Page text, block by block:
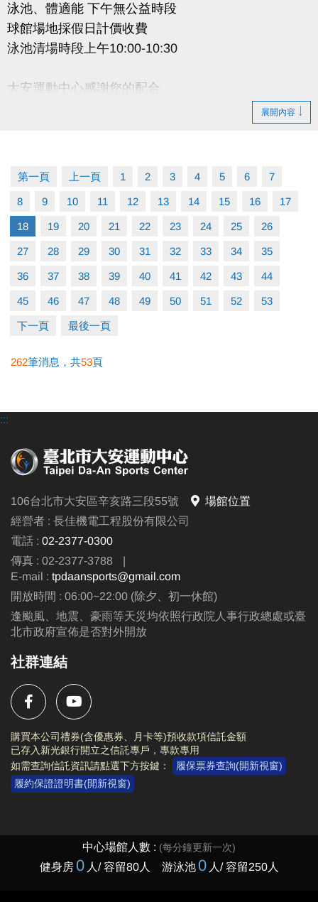
泳池、體適能 下午無公益時段
球館場地採假日計價收費
泳池清場時段上午10:00-10:30
大安運動中心感謝您的配合
展開內容
第一頁 上一頁 1 2 3 4 5 6 7
8 9 10 11 12 13 14 15 16 17
18 19 20 21 22 23 24 25 26
27 28 29 30 31 32 33 34 35
36 37 38 39 40 41 42 43 44
45 46 47 48 49 50 51 52 53
下一頁 最後一頁
262筆消息，共53頁
:::
106台北市大安區辛亥路三段55號
場館位置
經營者 : 長佳機電工程股份有限公司
電話 : 02-2377-0300
傳真 : 02-2377-3788
|
E-mail : tpdaansports@gmail.com
開放時間 : 06:00~22:00 (除夕、初一休館)
逢颱風、地震、豪雨等天災均依照行政院人事行政總處或臺
北市政府宣佈是否對外開放
社群連結
購買本公司禮券(含優惠券、月卡等)預收款項信託金額
已存入新光銀行開立之信託專戶，專款專用
如需查詢信託資訊請點選下方按鍵：
履保票券查詢(開新視窗)
履約保證證明書(開新視窗)